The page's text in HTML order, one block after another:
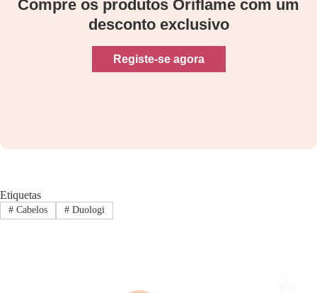
Compre os produtos Oriflame com um
desconto exclusivo
Registe-se agora
Etiquetas
#Cabelos #Duologi